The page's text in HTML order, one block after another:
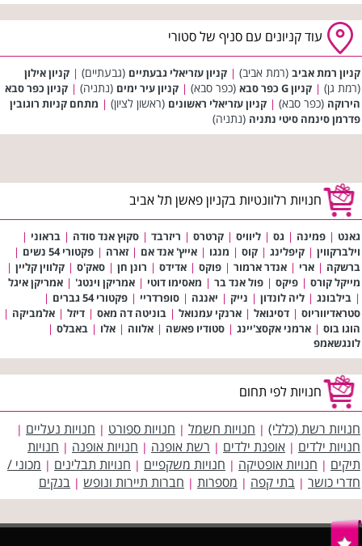
עוד קניונים עם סניף של סטורי
קניון רמת אביב (רמת אביב) | קניון עזריאלי גבעתיים (גבעתיים) | קניון אילון
(רמת גן) | קניון G כפר סבא (כפר סבא) | קניון עיר ימים (נתניה) | קניון כפר סבא
הירוקה (כפר סבא) | קניון עזריאלי ראשונים (ראשון לציון) | מתחם קניות רוגובין
פדרמן סינמה סיטי נתניה (נתניה)
חנויות רלוונטיות בקניון פאשן תל אביב
גאנט | פמינה | גס | ליוויס | קרטרס | ריזרבד | סקוץ אנד סודה | בראוני |
וילברקווין | קיפלינג | קוס | מנגו | אייץ' אנד אם | זארה | פקטורי 54 נשים
|
ברשקה | ארי | אנדר ארמור | פוקס | אדידס | רונן חן | סאק'ס | קלווין קליין |
מייקל קורס | פיקס | פול אנד בר | מאסימו דוטי | אמריקן וינטג' | אמריקן איגל
| בילבונג | ליה לונדון | נייק | יאנגה | סופרדריי | פקטורי 54 גברים
|
סטראדיווריוס | דסיגואל | ארנקי עמנואל | בוניטה דה מאס | דיזל | אלמביקה |
הוגו בוס | ארמני אקסצ'יינג | סטודיו פאשה | אלווה | אלו | באבלס |
לונגשאמפ
חנויות לפי תחום
חנויות רשת (כללי) | חנויות חשמל | חנויות ספורט | חנויות נעליים |
חנויות ילדים | אופנת ילדים | רשת אופנה | חנויות אופנה | חנויות
תיקים | חנויות אופטיקה | חנויות משקפיים | חנויות תבלינים | מכוני /
חדרי כושר | בתי קפה | מספרות | חברות תיירות ונופש | בנקים